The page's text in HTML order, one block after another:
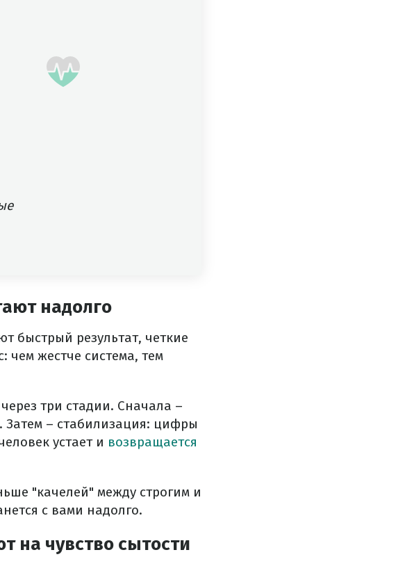
надолго
быстрый результат, четкие
жестче система, тем
три стадии. Сначала –
Затем – стабилизация: цифры
устает и возвращается
"качелей" между строгим и
с вами надолго.
на чувство сытости